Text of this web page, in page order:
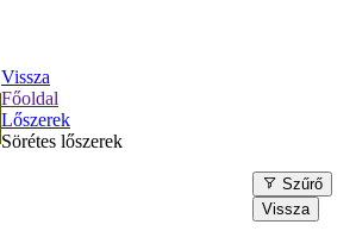
Vissza
Főoldal
Lőszerek
Sörétes lőszerek
Szűrő
Vissza